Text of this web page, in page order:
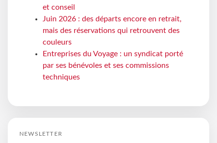
et conseil
Juin 2026 : des départs encore en retrait,
mais des réservations qui retrouvent des
couleurs
Entreprises du Voyage : un syndicat porté
par ses bénévoles et ses commissions
techniques
NEWSLETTER